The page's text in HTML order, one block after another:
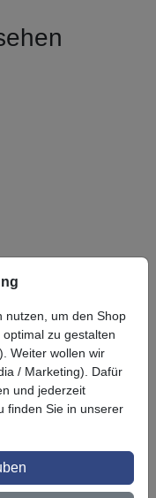
nutzen, um den Shop
zu gestalten
Weiter wollen wir
/ Marketing). Dafür
und jederzeit
finden Sie in unserer